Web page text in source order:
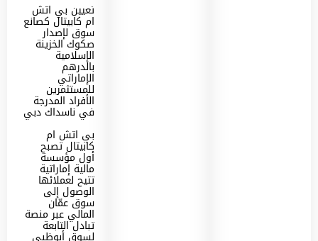
تعيين بي اتش
ام كابيتال كصانع
سوق لإصدار
صكوك الخزينة
الإسلامية
بالدرهم
الإماراتي
للمستثمرين
الأفراد المدرجة
في ناسداك دبي
بي اتش ام
كابيتال تصبح
أول مؤسسة
مالية إماراتية
تتيح لعملائها
الوصول إلى
سوق عمّان
المالي عبر منصة
تبادل التابعة
لسوق أبوظبي